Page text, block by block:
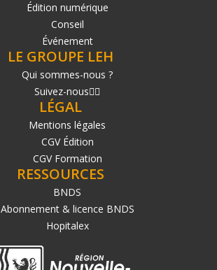
Édition numérique
Conseil
Événement
LE GROUPE LEH
Qui sommes-nous ?
Suivez-nous
LÉGAL
Mentions légales
CGV Édition
CGV Formation
RESSOURCES
BNDS
Abonnement & licence BNDS
Hopitalex